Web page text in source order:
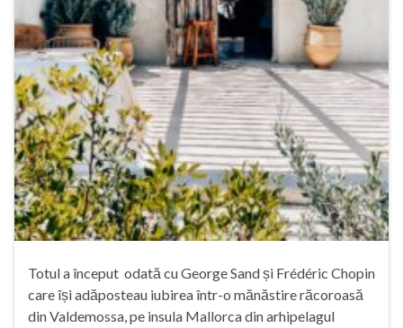
Totul a început odată cu George Sand și Frédéric Chopin
care își adăposteau iubirea într-o mănăstire răcoroasă
din Valdemossa, pe insula Mallorca din arhipelagul